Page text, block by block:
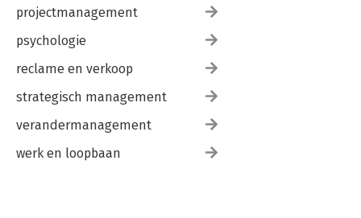
projectmanagement
psychologie
reclame en verkoop
strategisch management
verandermanagement
werk en loopbaan